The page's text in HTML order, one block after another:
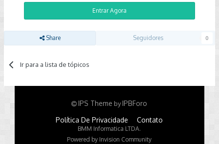
Entrar Agora
Share Seguidores 0
Ir para a lista de tópicos
IPS Theme byIPBForo
Política De Privacidade Contato
BMM Informatica LTDA.
Powered by Invision Community